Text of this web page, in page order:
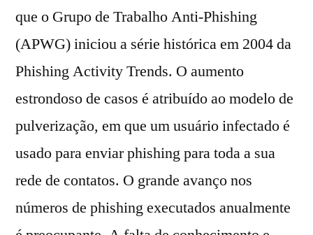
que o Grupo de Trabalho Anti-Phishing
(APWG) iniciou a série histórica em 2004 da
Phishing Activity Trends. O aumento
estrondoso de casos é atribuído ao modelo de
pulverização, em que um usuário infectado é
usado para enviar phishing para toda a sua
rede de contatos. O grande avanço nos
números de phishing executados anualmente